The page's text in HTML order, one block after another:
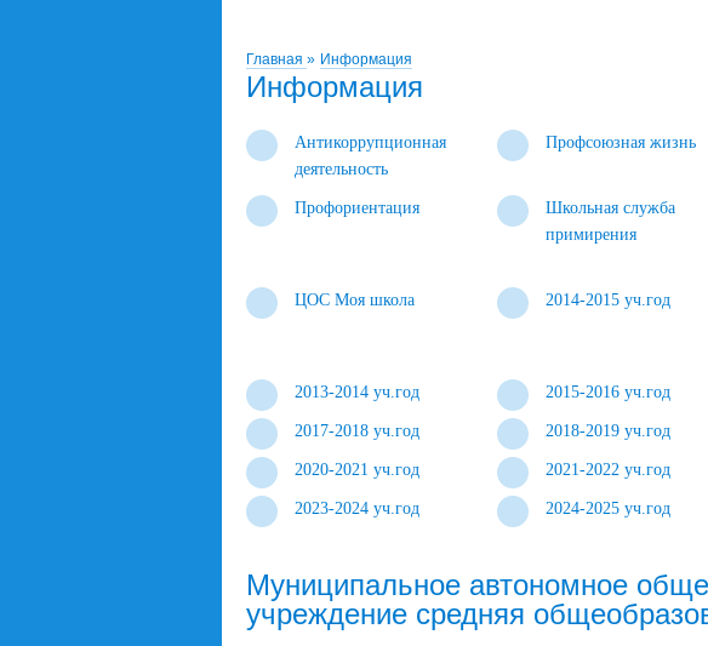
Главная » Информация
Информация
Антикоррупционная
деятельность
Профсоюзная жизнь
Профориентация
Школьная служба
примирения
ЦОС Моя школа 2014-2015 уч.год
2013-2014 уч.год 2015-2016 уч.год
2017-2018 уч.год 2018-2019 уч.год
2020-2021 уч.год 2021-2022 уч.год
2023-2024 уч.год 2024-2025 уч.год
Муниципальное автономное
учреждение средняя